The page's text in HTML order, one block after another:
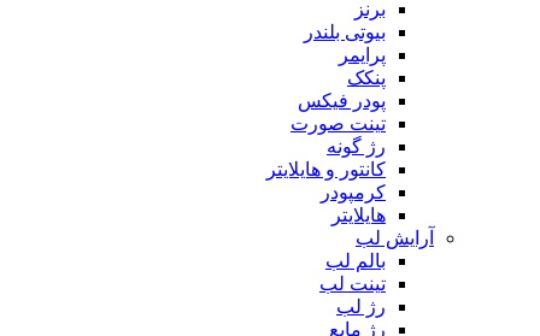
برنز
بیوتی بلندر
پرایمر
پنکک
پودر فیکس
تینت صورت
رژ گونه
کانتور و هایلایتر
کرمپودر
هایلایتر
آرایش لب
بالم لب
تینت لب
رژ لب
رژ مایع